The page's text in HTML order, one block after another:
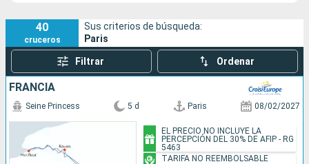
40
cruceros
Sus criterios de búsqueda:
Paris
Filtrar Ordenar
FRANCIA
Seine Princess 5 d Paris 08/02/2027
EL PRECIO NO INCLUYE LA
PERCEPCIÓN DEL 30% DE AFIP - RG
5463
TARIFA NO REEMBOLSABLE